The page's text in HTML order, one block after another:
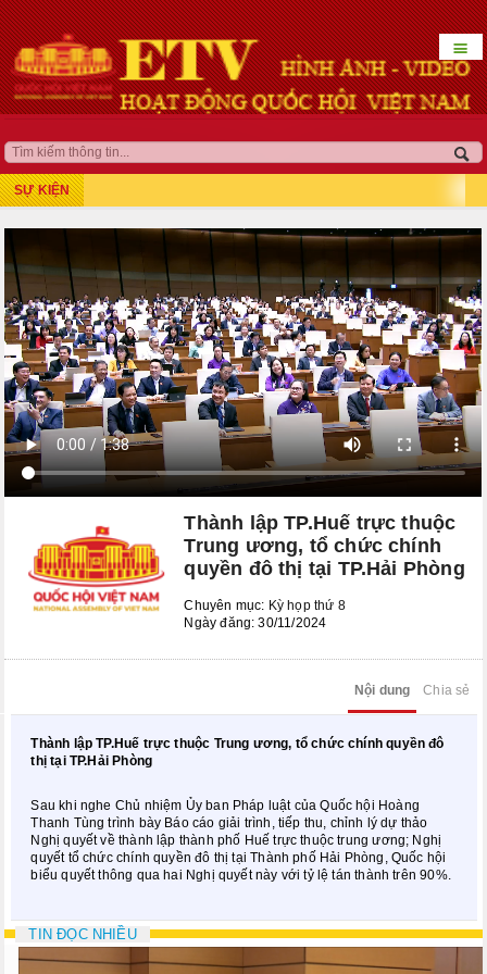
QUỐC HỘI KHÓA XV
Kỳ họp bất thường lần thứ 5
Kỳ họp thứ 8
Kỳ họp thứ 10
Kỳ họp thứ 9
Kỳ họp bất thường lần thứ 9
Kỳ họp bất thường lần thứ 8
Kỳ họp thứ 6
Kỳ họp thứ 5
KỲ HỌP BẤT THƯỜNG LẦN THỨ 2
Phiên họp thứ 35
Phiên họp thứ 38
Phiên họp thứ 39
Phiên họp thứ 44
☰
SỰ KIỆN
Thành lập TP.Huế trực thuộc
Trung ương, tổ chức chính
quyền đô thị tại TP.Hải Phòng
Chuyên mục: Kỳ họp thứ 8
Ngày đăng: 30/11/2024
Chia sẻ
Nội dung
Thành lập TP.Huế trực thuộc Trung ương, tổ chức chính quyền đô
thị tại TP.Hải Phòng
Sau khi nghe Chủ nhiệm Ủy ban Pháp luật của Quốc hội Hoàng
Thanh Tùng trình bày Báo cáo giải trình, tiếp thu, chỉnh lý dự thảo
Nghị quyết về thành lập thành phố Huế trực thuộc trung ương; Nghị
quyết tổ chức chính quyền đô thị tại Thành phố Hải Phòng, Quốc hội
biểu quyết thông qua hai Nghị quyết này với tỷ lệ tán thành trên 90%.
TIN ĐỌC NHIỀU